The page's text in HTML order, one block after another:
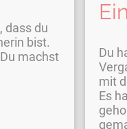
dass du
bist.
machst
Du
mit
Es